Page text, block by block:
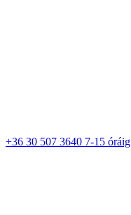
+36 30 507 3640 7-15 óráig